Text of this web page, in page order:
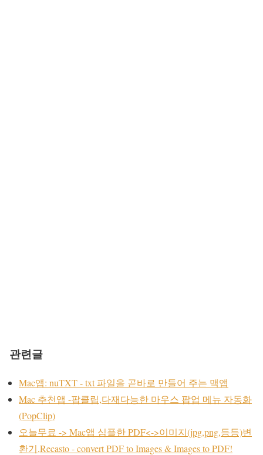
관련글
Mac앱: nuTXT - txt 파일을 곧바로 만들어 주는 맥앱
Mac 추천앱 -팝클립,다재다능한 마우스 팝업 메뉴 자동화
(PopClip)
오늘무료 -> Mac앱 심플한 PDF<->이미지(jpg,png,등등)변
환기,Recasto - convert PDF to Images & Images to PDF!